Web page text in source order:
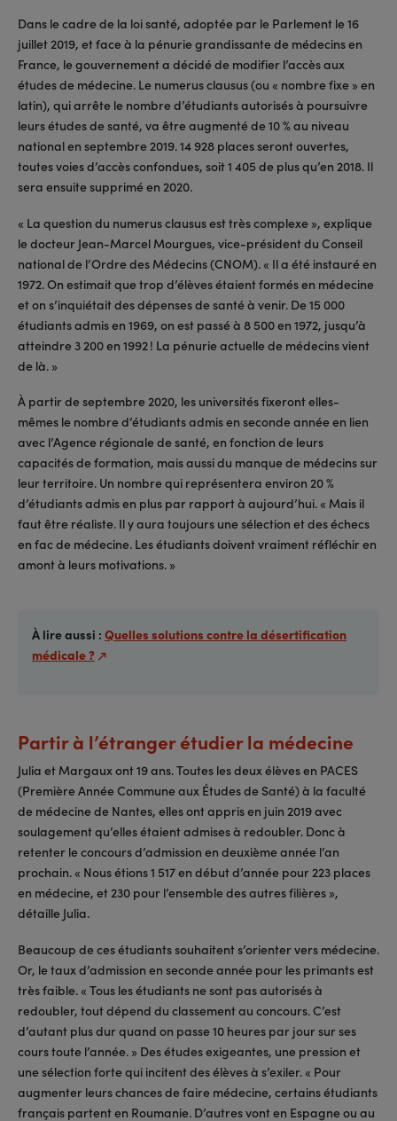
Dans le cadre de la loi santé, adoptée par le Parlement le 16
juillet 2019, et face à la pénurie grandissante de médecins en
France, le gouvernement a décidé de modifier l’accès aux
études de médecine. Le numerus clausus (ou « nombre fixe » en
latin), qui arrête le nombre d’étudiants autorisés à poursuivre
leurs études de santé, va être augmenté de 10 % au niveau
national en septembre 2019. 14 928 places seront ouvertes,
toutes voies d’accès confondues, soit 1 405 de plus qu’en 2018. Il
sera ensuite supprimé en 2020.
« La question du numerus clausus est très complexe », explique
le docteur Jean-Marcel Mourgues, vice-président du Conseil
national de l’Ordre des Médecins (CNOM). « Il a été instauré en
1972. On estimait que trop d’élèves étaient formés en médecine
et on s’inquiétait des dépenses de santé à venir. De 15 000
étudiants admis en 1969, on est passé à 8 500 en 1972, jusqu’à
atteindre 3 200 en 1992 ! La pénurie actuelle de médecins vient
de là. »
À partir de septembre 2020, les universités fixeront elles-
mêmes le nombre d’étudiants admis en seconde année en lien
avec l’Agence régionale de santé, en fonction de leurs
capacités de formation, mais aussi du manque de médecins sur
leur territoire. Un nombre qui représentera environ 20 %
d’étudiants admis en plus par rapport à aujourd’hui. « Mais il
faut être réaliste. Il y aura toujours une sélection et des échecs
en fac de médecine. Les étudiants doivent vraiment réfléchir en
amont à leurs motivations. »
À lire aussi : Quelles solutions contre la désertification
médicale ?
Partir à l’étranger étudier la médecine
Julia et Margaux ont 19 ans. Toutes les deux élèves en PACES
(Première Année Commune aux Études de Santé) à la faculté
de médecine de Nantes, elles ont appris en juin 2019 avec
soulagement qu’elles étaient admises à redoubler. Donc à
retenter le concours d’admission en deuxième année l’an
prochain. « Nous étions 1 517 en début d’année pour 223 places
en médecine, et 230 pour l’ensemble des autres filières »,
détaille Julia.
Beaucoup de ces étudiants souhaitent s’orienter vers médecine.
Or, le taux d’admission en seconde année pour les primants est
très faible. « Tous les étudiants ne sont pas autorisés à
redoubler, tout dépend du classement au concours. C’est
d’autant plus dur quand on passe 10 heures par jour sur ses
cours toute l’année. » Des études exigeantes, une pression et
une sélection forte qui incitent des élèves à s’exiler. « Pour
augmenter leurs chances de faire médecine, certains étudiants
français partent en Roumanie. D’autres vont en Espagne ou au